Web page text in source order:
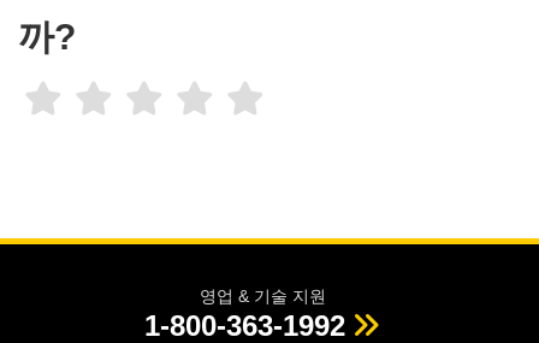
까?
영업 & 기술 지원
1-800-363-1992